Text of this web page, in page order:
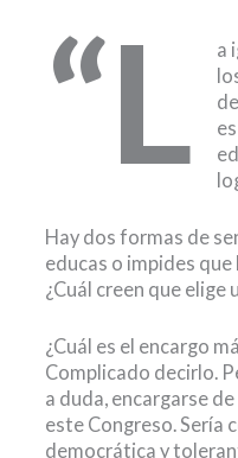
“L
a
Hay dos formas de
educas o impides
¿Cuál creen que elige
¿Cuál es el encargo
Complicado decirlo.
a duda, encargarse
este Congreso. Sería
democrática y